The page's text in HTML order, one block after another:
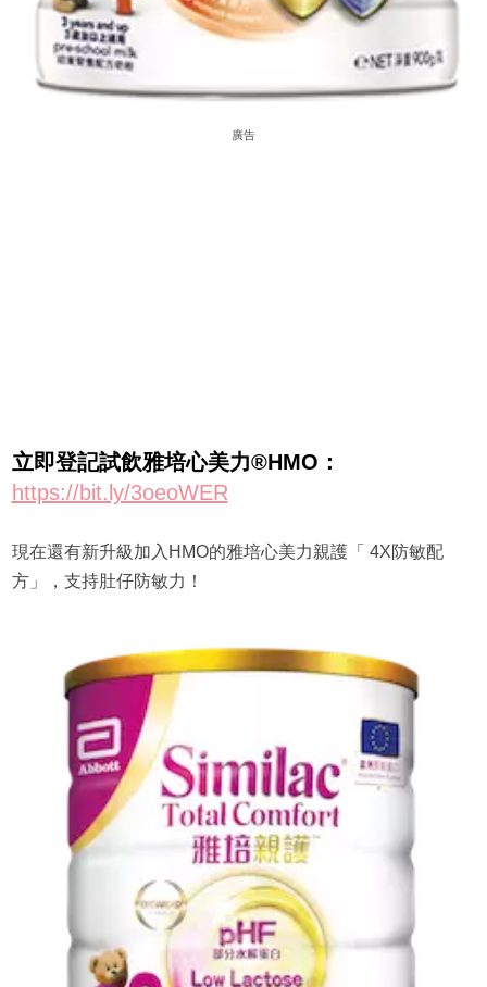
廣告
立即登記試飲雅培心美力®HMO：
https://bit.ly/3oeoWER
現在還有新升級加入HMO的雅培心美力親護「 4X防敏配
方」，支持肚仔防敏力！